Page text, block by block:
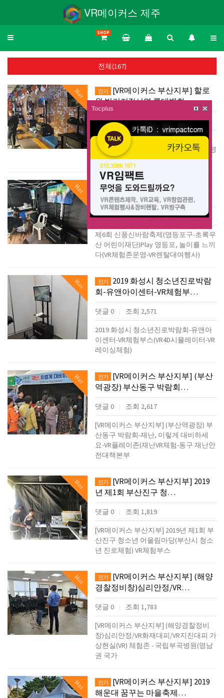
VR메이커스 제주
Toggle
SHOP
전체(167)
Hot 인기
[VR메이커스 부산지부] 할로
윈 빌리지7(서면 롯데백화…
댓글 0 | 조회 3,416
[VR메이커스 부산지부] 할로윈 빌리지
7(서면 롯데백화점7층)-VR체험부스 운영
(VR할로윈 공포 및 인기컨텐츠)
Hot 인기 제6회 신풍신바람축제(영등
포구-초록우산 어린이재단)Pl…
댓글 0 | 조회 2,778
제6회 신풍신바람축제(영등포구-초록우
산 어린이재단)Play 영등포, 놀이를 느끼
다(VR체험존운영-VR렌탈대여행사)
Hot 인기
2019 화성시 청소년진로박람
회-유앤아이센터-VR체험부…
댓글 0 조회 2,571
2019 화성시 청소년진로박람회-유앤아
이센터-VR체험부스(VR4D시뮬레이터-VR
레이싱체험)
Hot 인기
[VR메이커스 부산지부] (부산
역광장) 부산동구 박람회…
댓글 0 조회 2,617
[VR메이커스 부산지부] (부산역광장) 부
산동구 박람회-재난, 이렇게 대비하세
요-VR플레이존(재난VR체험-동구 재난안
전대책본부
Hot 인기
[VR메이커스 부산지부] 2019
년 제1회 부산진구 청…
댓글 0 조회 1,819
[VR메이커스 부산지부] 2019년 제1회 부
산진구 청소년 어울림마당(부산시 청소
년 진로체험) VR체험부스
Hot 인기
[VR메이커스 부산지부] (해양
경찰정비창)심리안정/VR…
댓글 0 조회 1,783
[VR메이커스 부산지부] (해양경찰정비
창)심리안정/VR화재대피/VR지진대피 가
상현실(VR) 체험존 - 국립부곡병원(영남
권 국가
Hot 인기
[VR메이커스 부산지부] 2019
해운대 꿈꾸는 마을축제…
Tocplus